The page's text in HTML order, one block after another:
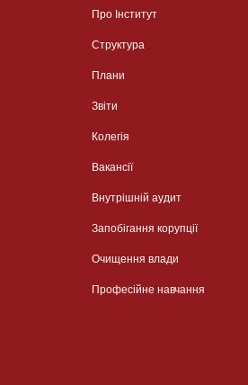
Про Інститут
Структура
Плани
Звіти
Колегія
Вакансії
Внутрішній аудит
Запобігання корупції
Очищення влади
Професійне навчання